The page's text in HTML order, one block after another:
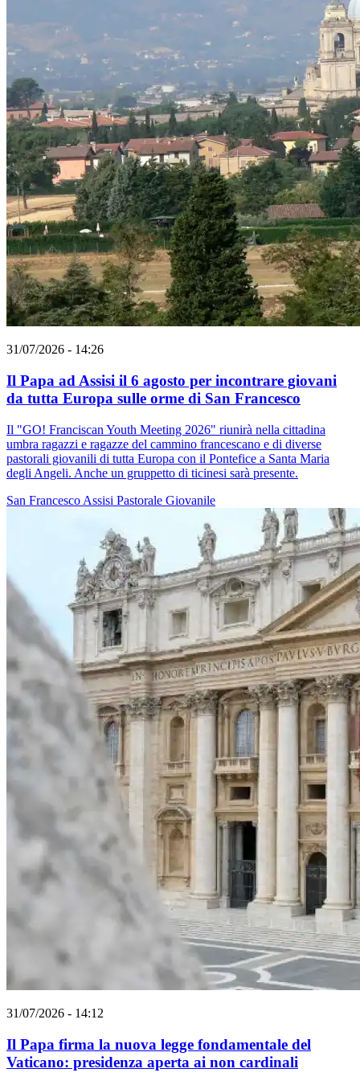
31/07/2026 - 14:26
Il Papa ad Assisi il 6 agosto per incontrare giovani
da tutta Europa sulle orme di San Francesco
Il "GO! Franciscan Youth Meeting 2026" riunirà nella cittadina
umbra ragazzi e ragazze del cammino francescano e di diverse
pastorali giovanili di tutta Europa con il Pontefice a Santa Maria
degli Angeli. Anche un gruppetto di ticinesi sarà presente.
San Francesco Assisi Pastorale Giovanile
31/07/2026 - 14:12
Il Papa firma la nuova legge fondamentale del
Vaticano: presidenza aperta ai non cardinali